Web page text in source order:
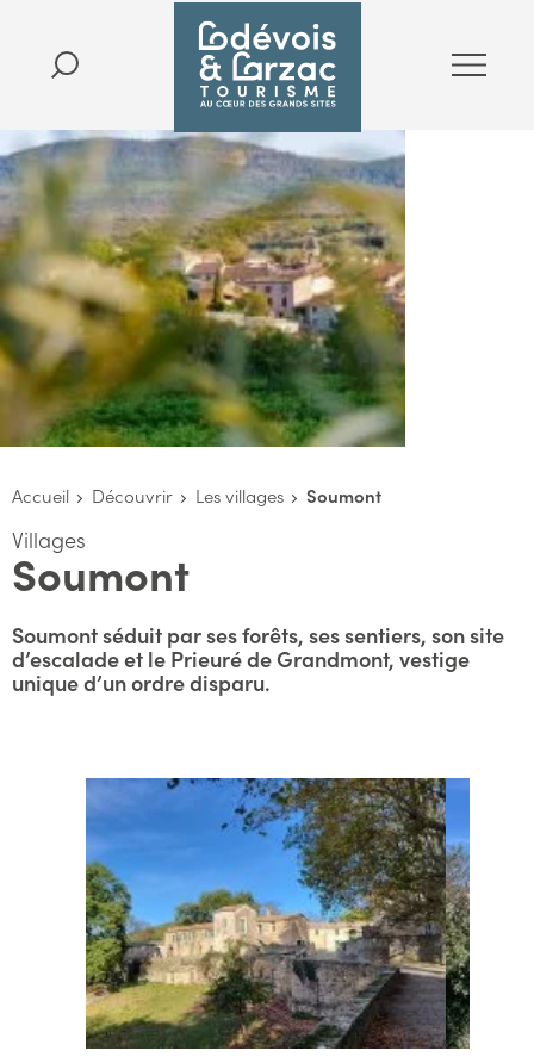
Accueil Découvrir Les villages Soumont
Villages
Soumont
Soumont séduit par ses forêts, ses sentiers, son site
d’escalade et le Prieuré de Grandmont, vestige
unique d’un ordre disparu.